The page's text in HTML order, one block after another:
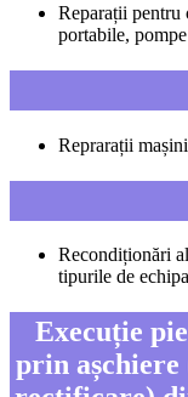
Reparații
portabile,
Reprarații
Recondiționări
tipurile de
Execuție
prin